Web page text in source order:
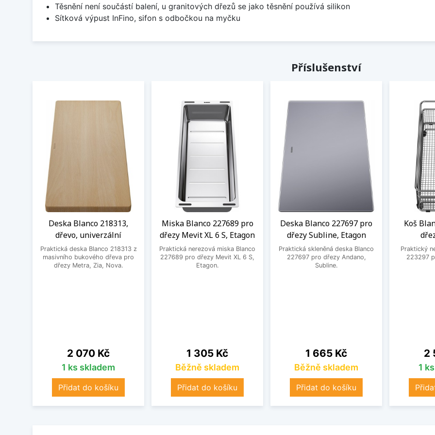
Těsnění není součástí balení, u granitových dřezů se jako těsnění používá silikon
Sítková výpust InFino, sifon s odbočkou na myčku
Příslušenství
Deska Blanco 218313,
dřevo, univerzální
Praktická deska Blanco 218313 z
masivního bukového dřeva pro
dřezy Metra, Zia, Nova.
Cena
2 070 Kč
1 ks skladem
Přidat do košíku
Miska Blanco 227689 pro
dřezy Mevit XL 6 S, Etagon
Praktická nerezová miska Blanco
227689 pro dřezy Mevit XL 6 S,
Etagon.
Cena
1 305 Kč
Běžně skladem
Přidat do košíku
Deska Blanco 227697 pro
dřezy Subline, Etagon
Praktická skleněná deska Blanco
227697 pro dřezy Andano,
Subline.
Cena
1 665 Kč
Běžně skladem
Přidat do košíku
Koš
Praktický
223297
2
1